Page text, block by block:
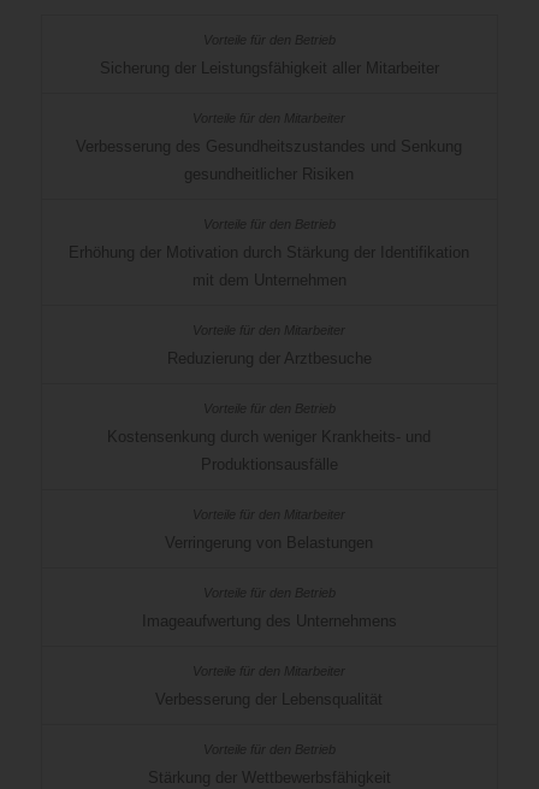
Sicherung der Leistungsfähigkeit aller Mitarbeiter
Verbesserung des Gesundheitszustandes und Senkung
gesundheitlicher Risiken
Erhöhung der Motivation durch Stärkung der Identifikation
mit dem Unternehmen
Reduzierung der Arztbesuche
Kostensenkung durch weniger Krankheits- und
Produktionsausfälle
Verringerung von Belastungen
Imageaufwertung des Unternehmens
Verbesserung der Lebensqualität
Stärkung der Wettbewerbsfähigkeit